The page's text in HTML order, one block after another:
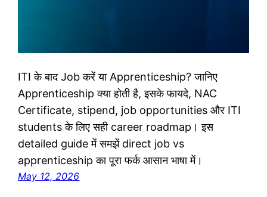
ITI के बाद Job करें या Apprenticeship? जानिए
Apprenticeship क्या होती है, इसके फायदे, NAC
Certificate, stipend, job opportunities और ITI
students के लिए सही career roadmap। इस
detailed guide में समझें direct job vs
apprenticeship का पूरा फर्क आसान भाषा में।
May 12, 2026